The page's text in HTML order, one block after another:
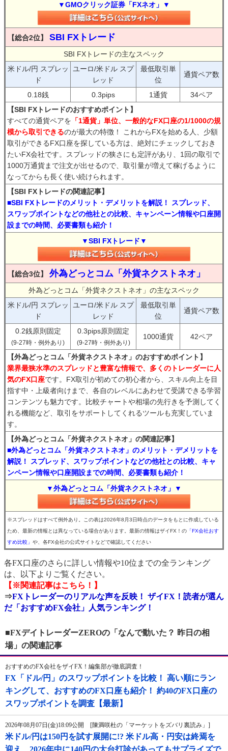
▼GMOクリック証券「FXネオ」▼
【総合2位】 SBI FXトレード
SBI FXトレードの主なスペック
米ドル/円 スプレッ
ド
ユーロ/米ドル スプ
レッド
最低取引単
位
通貨ペア数
0.18銭 0.3pips 1通貨
34ペア
【SBI FXトレードのおすすめポイント】
すべての通貨ペアを 「1通貨」単位、一般的なFX口座の1/1000の規
模から取引できるのが最大の特徴！ これからFXを始める人、少額
取引ができるFX口座を探している方は、絶対にチェックしておき
たいFX会社です。スプレッドの狭さにも定評があり、1回の取引で
1000万通貨まで注文が出せるので、取引量が増えて稼げるように
なってからも長く使い続けられます。
【SBI FXトレードの関連記事】
■SBI FXトレードのメリット・デメリットを解説！ スプレッド、
スワップポイントなどの他社との比較、キャンペーン情報や口座開
設までの時間、必要書類も紹介！
▼SBI FXトレード▼
【総合3位】 外為どっとコム「外貨ネクストネオ」
外為どっとコム「外貨ネクストネオ」の主なスペック
米ドル/円 スプレッ
ド
ユーロ/米ドル スプ
レッド
最低取引単
位
通貨ペア数
0.2銭原則固定
(9-27時・例外あり)
0.3pips原則固定
(9-27時・例外あり)
1000通貨 42ペア
【外為どっとコム「外貨ネクストネオ」のおすすめポイント】
業界最狭水準のスプレッドと豊富な情報で、多くのトレーダーに人
気のFX口座です。FX取引が初めての初心者から、スキル向上を目
指す中・上級者向けまで、各自のレベルにあわせて受講できる学習
コンテンツも魅力です。比較チャートや相場の先行きを予測してく
れる機能など、取引をサポートしてくれるツールも充実していま
す。
【外為どっとコム「外貨ネクストネオ」の関連記事】
■外為どっとコム「外貨ネクストネオ」のメリット・デメリットを
解説！ スプレッド、スワップポイントなどの他社との比較、キャ
ンペーン情報や口座開設までの時間、必要書類も紹介！
▼外為どっとコム「外貨ネクストネオ」▼
※スプレッドはすべて例外あり。この表は2026年8月3日時点のデータをもとに作成している
ため、最新の情報とは異なっている場合があります。最新の情報はザイFX！の 「FX会社おす
すめ比較」 や、各FX会社の公式サイトなどで確認してください
各FX口座のさらに詳しい情報や10位までの全ランキング
は、以下よりご覧ください。
【※関連記事はこちら！】
⇒FXトレーダーのリアルな声を反映！ ザイFX！読者が選ん
だ「おすすめFX会社」人気ランキング！
■FXデイトレーダーZEROの「なんで動いた？ 昨日の相
場」の関連記事
おすすめのFX会社をザイFX！編集部が徹底調査！
FX「ドル/円」のスワップポイントを比較！ 高い順にラン
キングして、おすすめのFX口座も紹介！ 約40のFX口座の
スワップポイントを調査【最新】
2026年08月07日(金)18:09公開 [陳満咲杜の「マーケットをズバリ裏読み」]
米ドル/円は150円を試す展開に!? 米ドル高・円安は終焉を
迎え、2026年中に140円の大台打診があってもサプライズで